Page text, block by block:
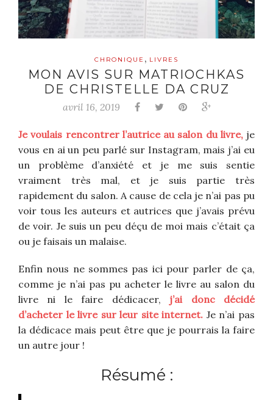
CHRONIQUE , LIVRES
MON AVIS SUR MATRIOCHKAS
DE CHRISTELLE DA CRUZ
avril 16, 2019
Je voulais rencontrer l’autrice au salon du livre,je
vous en ai un peu parlé sur Instagram, mais j’ai eu
un problème d’anxiété et je me suis sentie
vraiment très mal, et je suis partie très
rapidement du salon. A cause de cela je n’ai pas pu
voir tous les auteurs et autrices que j’avais prévu
de voir. Je suis un peu déçu de moi mais c’était ça
ou je faisais un malaise.
Enfin nous ne sommes pas ici pour parler de ça,
comme je n’ai pas pu acheter le livre au salon du
livre ni le faire dédicacer, j’ai donc décidé
d’acheter le livre sur leur site internet. Je n’ai pas
la dédicace mais peut être que je pourrais la faire
un autre jour !
Résumé :